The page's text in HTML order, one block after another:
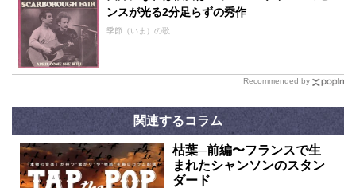
ンスが光る2分足らずの秀作
季節（いま）の歌
Recommended by
関連するコラム
枯葉─前編〜フランスで生
まれたシャンソンのスタン
ダード